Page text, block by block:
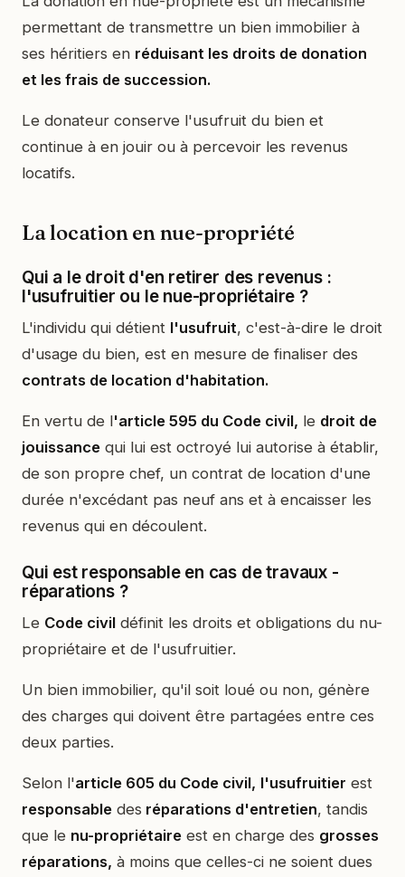
permettant de transmettre un bien immobilier à
ses héritiers en réduisant les droits de donation
et les frais de succession.
Le donateur conserve l'usufruit du bien et
continue à en jouir ou à percevoir les revenus
locatifs.
La location en nue-propriété
Qui a le droit d'en retirer des revenus :
l'usufruitier ou le nue-propriétaire ?
L'individu qui détient l'usufruit, c'est-à-dire le droit
d'usage du bien, est en mesure de finaliser des
contrats de location d'habitation.
En vertu de l'article 595 du Code civil, le droit de
jouissance qui lui est octroyé lui autorise à établir,
de son propre chef, un contrat de location d'une
durée n'excédant pas neuf ans et à encaisser les
revenus qui en découlent.
Qui est responsable en cas de travaux -
réparations ?
Le Code civil définit les droits et obligations du nu-
propriétaire et de l'usufruitier.
Un bien immobilier, qu'il soit loué ou non, génère
des charges qui doivent être partagées entre ces
deux parties.
Selon l'article 605 du Code civil, l'usufruitier est
responsable des réparations d'entretien, tandis
que le nu-propriétaire est en charge des grosses
réparations, à moins que celles-ci ne soient dues